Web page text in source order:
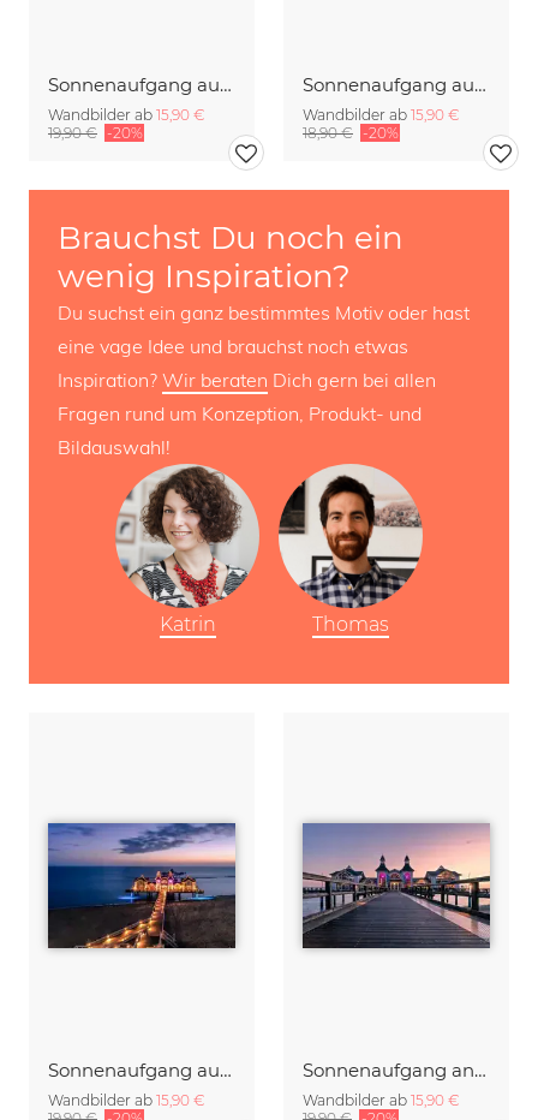
Sonnenaufgang auf Rügen
Wandbilder ab 15,90 €
19,90 € -20%
Sonnenaufgang auf der Insel Rügen
Wandbilder ab 15,90 €
18,90 € -20%
Sonnenaufgang auf der Insel Rügen
Wandbilder ab 15,90 €
Sonnenaufgang an der Seebrücke Sellin auf Rügen
Wandbilder ab 15,90 €
Brauchst Du noch ein
wenig Inspiration?
Du suchst ein ganz bestimmtes Motiv oder hast
eine vage Idee und brauchst noch etwas
Inspiration? Wir beraten Dich gern bei allen
Fragen rund um Konzeption, Produkt- und
Bildauswahl!
Katrin Thomas